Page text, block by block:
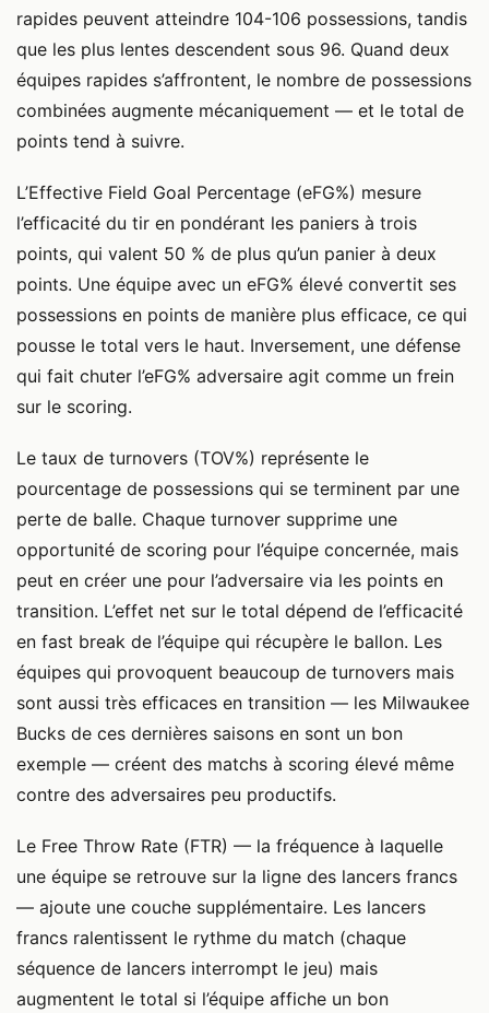
rapides peuvent atteindre 104-106 possessions, tandis
que les plus lentes descendent sous 96. Quand deux
équipes rapides s’affrontent, le nombre de possessions
combinées augmente mécaniquement — et le total de
points tend à suivre.
L’Effective Field Goal Percentage (eFG%) mesure
l’efficacité du tir en pondérant les paniers à trois
points, qui valent 50 % de plus qu’un panier à deux
points. Une équipe avec un eFG% élevé convertit ses
possessions en points de manière plus efficace, ce qui
pousse le total vers le haut. Inversement, une défense
qui fait chuter l’eFG% adversaire agit comme un frein
sur le scoring.
Le taux de turnovers (TOV%) représente le
pourcentage de possessions qui se terminent par une
perte de balle. Chaque turnover supprime une
opportunité de scoring pour l’équipe concernée, mais
peut en créer une pour l’adversaire via les points en
transition. L’effet net sur le total dépend de l’efficacité
en fast break de l’équipe qui récupère le ballon. Les
équipes qui provoquent beaucoup de turnovers mais
sont aussi très efficaces en transition — les Milwaukee
Bucks de ces dernières saisons en sont un bon
exemple — créent des matchs à scoring élevé même
contre des adversaires peu productifs.
Le Free Throw Rate (FTR) — la fréquence à laquelle
une équipe se retrouve sur la ligne des lancers francs
— ajoute une couche supplémentaire. Les lancers
francs ralentissent le rythme du match (chaque
séquence de lancers interrompt le jeu) mais
augmentent le total si l’équipe affiche un bon